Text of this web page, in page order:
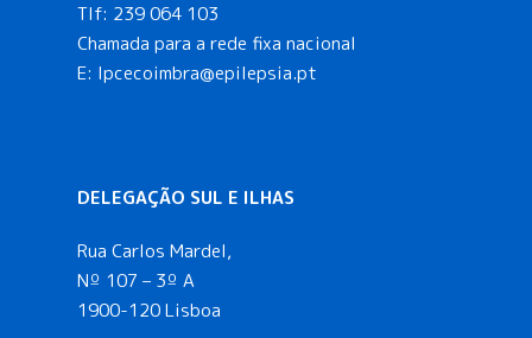
Tlf: 239 064 103
Chamada para a rede fixa nacional
E: lpcecoimbra@epilepsia.pt
DELEGAÇÃO SUL E ILHAS
Rua Carlos Mardel,
Nº 107 – 3º A
1900-120 Lisboa